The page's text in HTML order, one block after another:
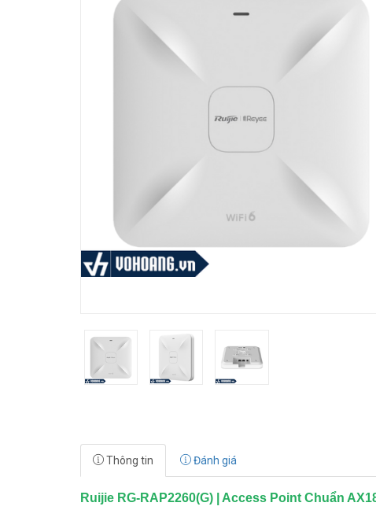
Thông tin Đánh giá
Ruijie RG-RAP2260(G) | Access Point Chuẩn